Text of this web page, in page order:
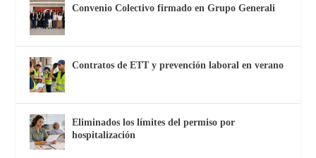
Convenio Colectivo firmado en Grupo Generali
Contratos de ETT y prevención laboral en verano
Eliminados los límites del permiso por
hospitalización